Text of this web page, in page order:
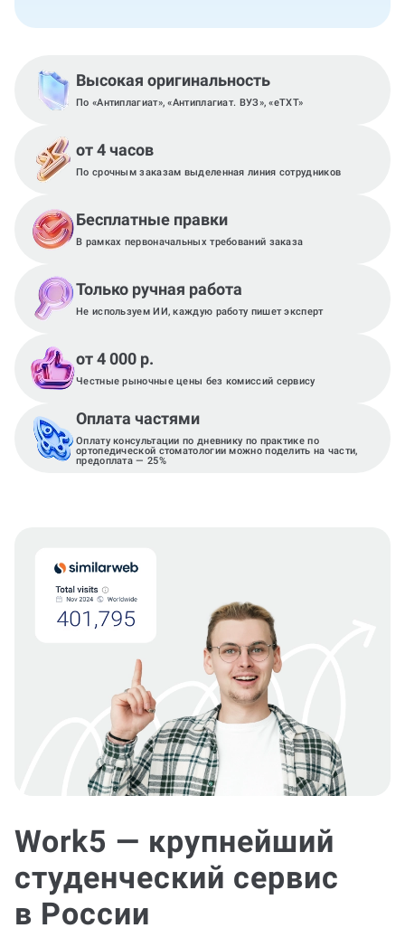
Высокая оригинальность
По «Антиплагиат», «Антиплагиат. ВУЗ», «eTXT»
от 4 часов
По срочным заказам выделенная линия сотрудников
Бесплатные правки
В рамках первоначальных требований заказа
Только ручная работа
Не используем ИИ, каждую работу пишет эксперт
от 4 000 р.
Честные рыночные цены без комиссий сервису
Оплата частями
Оплату консультации по дневнику по практике по
ортопедической стоматологии можно поделить на части,
предоплата — 25%
Work5 — крупнейший
студенческий сервис
в России